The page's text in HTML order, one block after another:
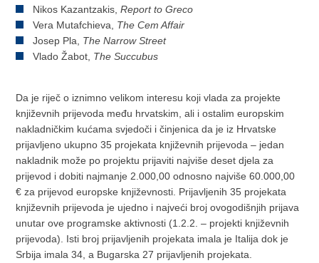
Nikos Kazantzakis,Report to Greco
Vera Mutafchieva, The Cem Affair
Josep Pla, The Narrow Street
Vlado Žabot, The Succubus
Da je riječ o iznimno velikom interesu koji vlada za projekte
književnih prijevoda među hrvatskim, ali i ostalim europskim
nakladničkim kućama svjedoči i činjenica da je iz Hrvatske
prijavljeno ukupno 35 projekata književnih prijevoda – jedan
nakladnik može po projektu prijaviti najviše deset djela za
prijevod i dobiti najmanje 2.000,00 odnosno najviše 60.000,00
€ za prijevod europske književnosti. Prijavljenih 35 projekata
književnih prijevoda je ujedno i najveći broj ovogodišnjih prijava
unutar ove programske aktivnosti (1.2.2. – projekti književnih
prijevoda). Isti broj prijavljenih projekata imala je Italija dok je
Srbija imala 34, a Bugarska 27 prijavljenih projekata.